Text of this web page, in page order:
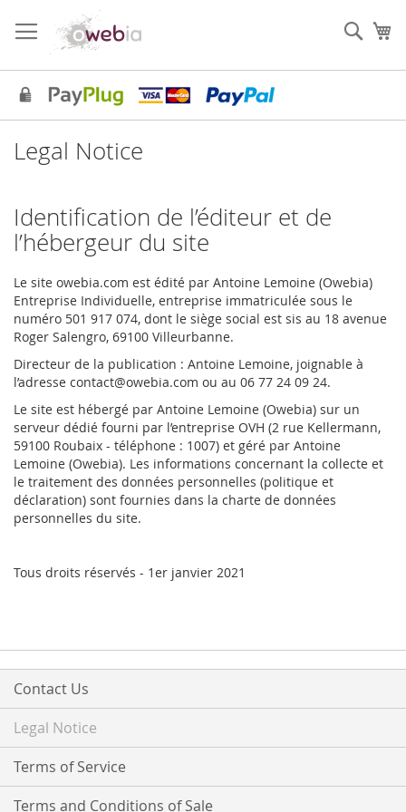
to
Content
Legal Notice
Identification de l’éditeur et de
l’hébergeur du site
Le site owebia.com est édité par Antoine Lemoine (Owebia)
Entreprise Individuelle, entreprise immatriculée sous le
numéro 501 917 074, dont le siège social est sis au 18 avenue
Roger Salengro, 69100 Villeurbanne.
Directeur de la publication : Antoine Lemoine, joignable à
l’adresse contact@owebia.com ou au 06 77 24 09 24.
Le site est hébergé par Antoine Lemoine (Owebia) sur un
serveur dédié fourni par l’entreprise OVH (2 rue Kellermann,
59100 Roubaix - téléphone : 1007) et géré par Antoine
Lemoine (Owebia). Les informations concernant la collecte et
le traitement des données personnelles (politique et
déclaration) sont fournies dans la charte de données
personnelles du site.
Tous droits réservés - 1er janvier 2021
Contact Us
Legal Notice
Terms of Service
Terms and Conditions of Sale